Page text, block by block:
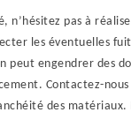
n’hésitez pas à
les éventuelles
peut engendrer des
Contactez-
des matériaux.